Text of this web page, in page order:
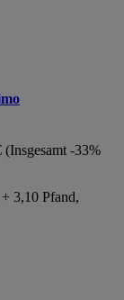
(Insgesamt -33%
3,10 Pfand,